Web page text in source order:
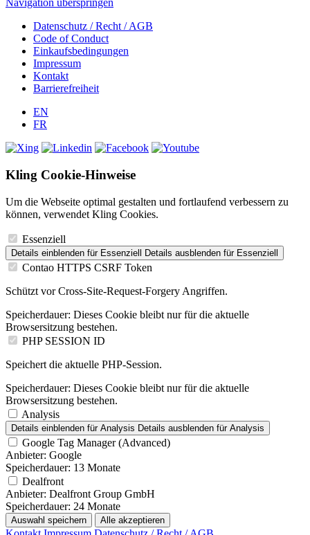
Navigation überspringen
Datenschutz / Recht / AGB
Code of Conduct
Einkaufsbedingungen
Impressum
Kontakt
Barrierefreiheit
EN
FR
Kling Cookie-Hinweise
Um die Webseite optimal gestalten und fortlaufend verbessern zu
können, verwendet Kling Cookies.
Essenziell
Details einblenden für Essenziell Details ausblenden für Essenziell
Contao HTTPS CSRF Token
Schützt vor Cross-Site-Request-Forgery Angriffen.
Speicherdauer: Dieses Cookie bleibt nur für die aktuelle
Browsersitzung bestehen.
PHP SESSION ID
Speichert die aktuelle PHP-Session.
Speicherdauer: Dieses Cookie bleibt nur für die aktuelle
Browsersitzung bestehen.
Analysis
Details einblenden für Analysis Details ausblenden für Analysis
Google Tag Manager (Advanced)
Anbieter: Google
Speicherdauer: 13 Monate
Dealfront
Anbieter: Dealfront Group GmbH
Speicherdauer: 24 Monate
Auswahl speichern Alle akzeptieren